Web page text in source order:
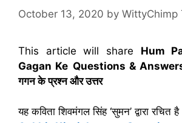
October 13, 2020 by WittyChimp
This article will share Hum
Gagan Ke Questions & Answers
गगन के प्रश्न और उत्तर
यह कविता शिवमंगल सिंह ‘सुमन’ द्वारा